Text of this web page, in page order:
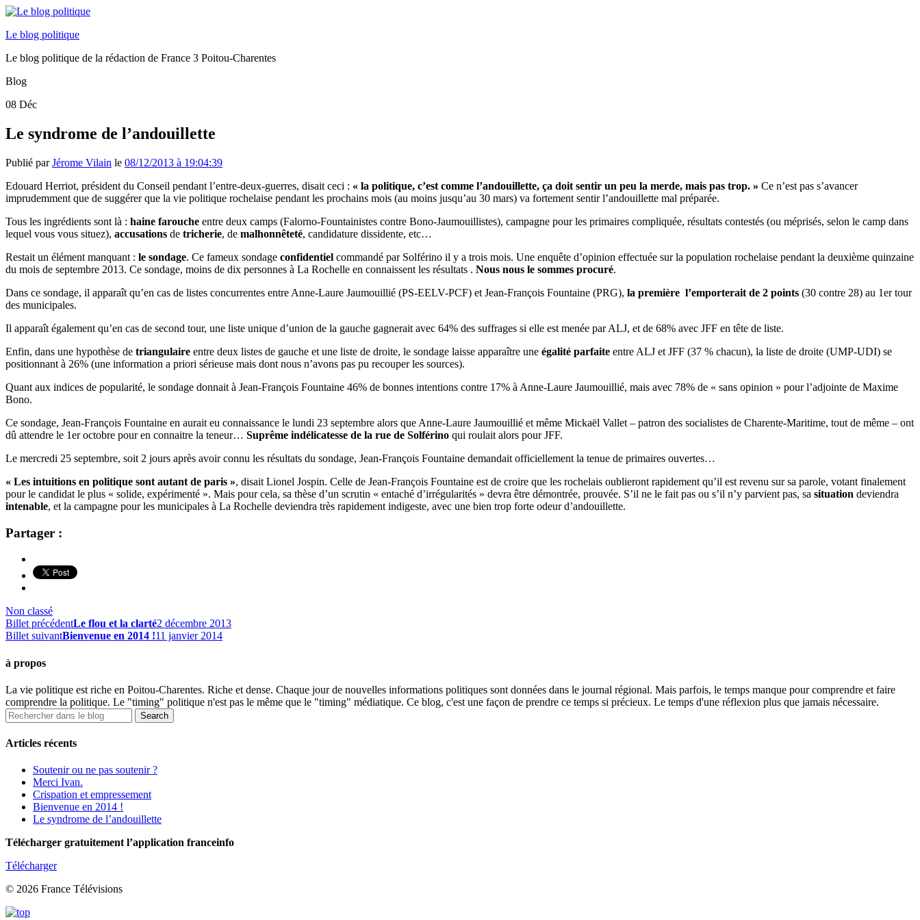
Le blog politique
Le blog politique de la rédaction de France 3 Poitou-Charentes
Blog
08 Déc
Le syndrome de l’andouillette
Publié parJérome Vilain le 08/12/2013 à 19:04:39
Edouard Herriot, président du Conseil pendant l’entre-deux-guerres, disait ceci : « la politique, c’est comme l’andouillette, ça doit sentir un peu la merde, mais pas trop. » Ce n’est pas s’avancer
imprudemment que de suggérer que la vie politique rochelaise pendant les prochains mois (au moins jusqu’au 30 mars) va fortement sentir l’andouillette mal préparée.
Tous les ingrédients sont là : haine farouche entre deux camps (Falorno-Fountainistes contre Bono-Jaumouillistes), campagne pour les primaires compliquée, résultats contestés (ou méprisés, selon le camp dans
lequel vous vous situez), accusations de tricherie, de malhonnêteté, candidature dissidente, etc…
Restait un élément manquant : le sondage. Ce fameux sondage confidentiel commandé par Solférino il y a trois mois. Une enquête d’opinion effectuée sur la population rochelaise pendant la deuxième quinzaine
du mois de septembre 2013. Ce sondage, moins de dix personnes à La Rochelle en connaissent les résultats . Nous nous le sommes procuré.
Dans ce sondage, il apparaît qu’en cas de listes concurrentes entre Anne-Laure Jaumouillié (PS-EELV-PCF) et Jean-François Fountaine (PRG), la première l’emporterait de 2 points (30 contre 28) au 1er tour
des municipales.
Il apparaît également qu’en cas de second tour, une liste unique d’union de la gauche gagnerait avec 64% des suffrages si elle est menée par ALJ, et de 68% avec JFF en tête de liste.
Enfin, dans une hypothèse de triangulaire entre deux listes de gauche et une liste de droite, le sondage laisse apparaître une égalité parfaite entre ALJ et JFF (37 % chacun), la liste de droite (UMP-UDI) se
positionnant à 26% (une information a priori sérieuse mais dont nous n’avons pas pu recouper les sources).
Quant aux indices de popularité, le sondage donnait à Jean-François Fountaine 46% de bonnes intentions contre 17% à Anne-Laure Jaumouillié, mais avec 78% de « sans opinion » pour l’adjointe de Maxime
Bono.
Ce sondage, Jean-François Fountaine en aurait eu connaissance le lundi 23 septembre alors que Anne-Laure Jaumouillié et même Mickaël Vallet – patron des socialistes de Charente-Maritime, tout de même – ont
dû attendre le 1er octobre pour en connaitre la teneur… Suprême indélicatesse de la rue de Solférino qui roulait alors pour JFF.
Le mercredi 25 septembre, soit 2 jours après avoir connu les résultats du sondage, Jean-François Fountaine demandait officiellement la tenue de primaires ouvertes…
« Les intuitions en politique sont autant de paris », disait Lionel Jospin. Celle de Jean-François Fountaine est de croire que les rochelais oublieront rapidement qu’il est revenu sur sa parole, votant finalement
pour le candidat le plus « solide, expérimenté ». Mais pour cela, sa thèse d’un scrutin « entaché d’irrégularités » devra être démontrée, prouvée. S’il ne le fait pas ou s’il n’y parvient pas, sa situation deviendra
intenable, et la campagne pour les municipales à La Rochelle deviendra très rapidement indigeste, avec une bien trop forte odeur d’andouillette.
Partager :
Non classé
Billet précédentLe flou et la clarté2 décembre 2013
Billet suivantBienvenue en 2014 !11 janvier 2014
à propos
La vie politique est riche en Poitou-Charentes. Riche et dense. Chaque jour de nouvelles informations politiques sont données dans le journal régional. Mais parfois, le temps manque pour comprendre et faire
comprendre la politique. Le "timing" politique n'est pas le même que le "timing" médiatique. Ce blog, c'est une façon de prendre ce temps si précieux. Le temps d'une réflexion plus que jamais nécessaire.
Articles récents
Soutenir ou ne pas soutenir ?
Merci Ivan.
Crispation et empressement
Bienvenue en 2014 !
Le syndrome de l’andouillette
Télécharger gratuitement l’application franceinfo
Télécharger
© 2026 France Télévisions